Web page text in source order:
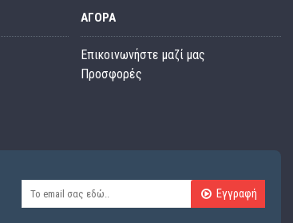
ΑΓΟΡΆ
Επικοινωνήστε μαζί μας
Προσφορές
Εγγραφή